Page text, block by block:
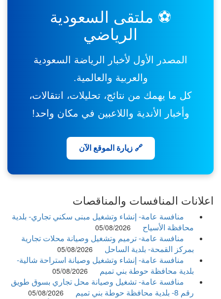
⚽ ملتقى السعودية
الرياضي
المصدر الأول لأخبار الرياضة السعودية
والعربية والعالمية.
كل ما يهمك من نتائج، تحليلات، انتقالات،
وأخبار الأندية واللاعبين في مكان واحد!
🔗 زيارة الموقع الآن
المنافسات والمناقصات
منافسة عامة- إنشاء وتشغيل مبنى سكني تجاري- بلدية
محافظة الأسياح
05/08/2026
منافسة عامة- ترميم وتشغيل وصيانة محلات تجارية
بمركز القمحة- بلدية الساحل
05/08/2026
منافسة عامة- إنشاء وتشغيل وصيانة استراحة شالية-
بلدية محافظة حوطة بني تميم
05/08/2026
منافسة عامة- تشغيل وصيانة محل تجاري بسوق طويق
رقم 8- بلدية محافظة حوطة بني تميم
05/08/2026